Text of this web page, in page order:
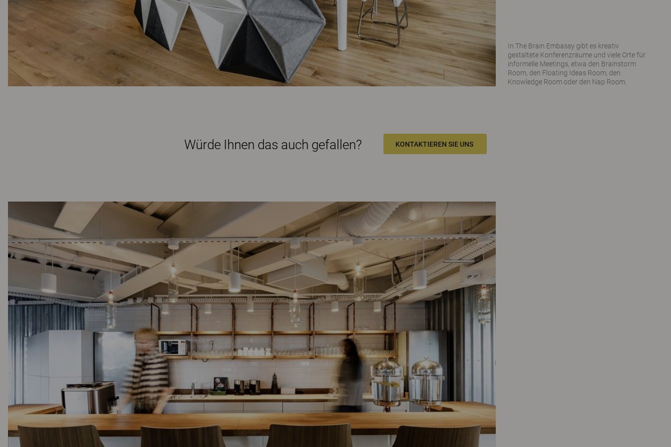
In The Brain Embassy gibt es kreativ
gestaltete Konferenzräume und viele Orte für
informelle Meetings, etwa den Brainstorm
Room, den Floating Ideas Room, den
Knowledge Room oder den Nap Room.
Würde Ihnen das auch gefallen? KONTAKTIEREN SIE UNS